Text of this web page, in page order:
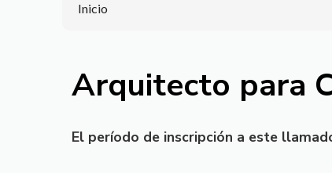
Inicio
Arquitecto para
El período de inscripción a este